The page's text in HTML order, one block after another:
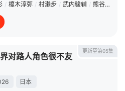
/ 榎木淳弥 / 村濑步 / 武内骏辅 / 熊谷健太郎
更新至第05集
对路人角色很不友
日本